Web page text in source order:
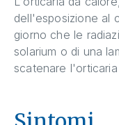
dell'esposizione al
giorno che le
solarium o di una
scatenare